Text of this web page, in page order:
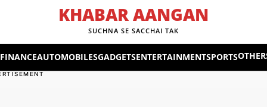
KHABAR AANGAN
SUCHNA SE SACCHAI TAK
AUTOMOBILESGADGETSENTERTAINMENTSPORTS